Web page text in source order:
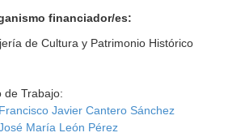
financiador/es:
de Cultura y Patrimonio Histórico
de Trabajo:
Francisco Javier Cantero Sánchez
María León Pérez